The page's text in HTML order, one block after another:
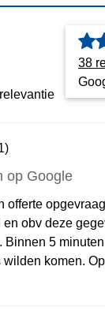
38
op Google
offerte
obv deze
Binnen 5
komen.